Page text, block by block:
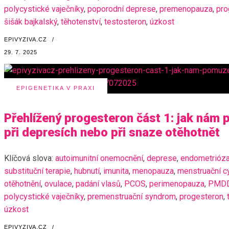
polycystické vaječníky, poporodní deprese, premenopauza,
šišák bajkalský, těhotenství, testosteron, úzkost
EPIVYZIVA.CZ /
29. 7. 2025
EPIGENETIKA V PRAXI
Přehlížený progesteron část 1: jak nám
při depresích nebo při snaze otěhotnět
Klíčová slova: autoimunitní onemocnění, deprese,
substituční terapie, hubnutí, imunita, menopauza, menstruační
otěhotnění, ovulace, padání vlasů, PCOS, perimenopauza,
polycystické vaječníky, premenstruační syndrom, progesteron,
úzkost
EPIVYZIVA.CZ /